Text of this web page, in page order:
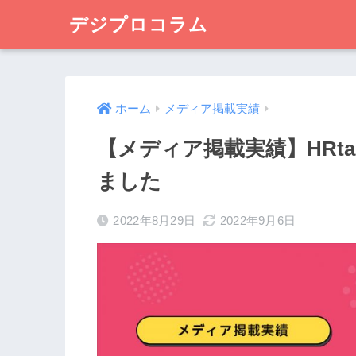
デジプロコラム
ホーム メディア掲載実績
【メディア掲載実績】
ました
2022年8月29日 2022年9月6日